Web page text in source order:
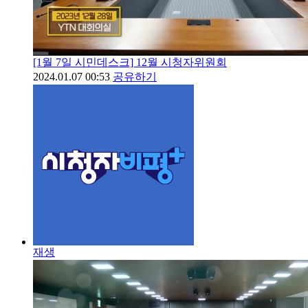
[1월 7일 시민데스크] 12월 시청자위원회
2024.01.07 00:53 공유하기
재생